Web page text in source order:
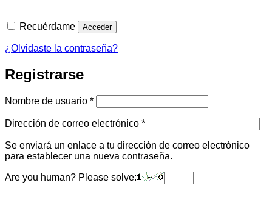
Recuérdame Acceder
¿Olvidaste la contraseña?
Registrarse
Nombre de usuario *Obligatorio
Dirección de correo electrónico *Obligatorio
Se enviará un enlace a tu dirección de correo electrónico
para establecer una nueva contraseña.
Are you human? Please solve: